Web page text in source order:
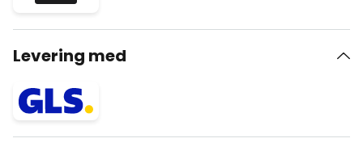
Levering med